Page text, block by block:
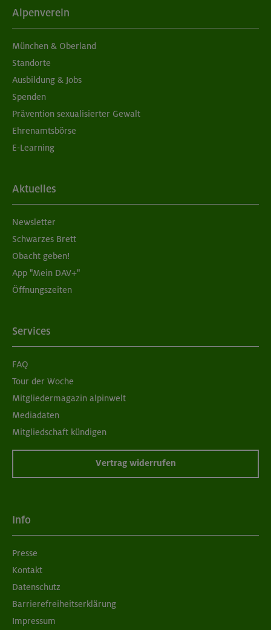
Alpenverein
München & Oberland
Standorte
Ausbildung & Jobs
Spenden
Prävention sexualisierter Gewalt
Ehrenamtsbörse
E-Learning
Aktuelles
Newsletter
Schwarzes Brett
Obacht geben!
App "Mein DAV+"
Öffnungszeiten
Services
FAQ
Tour der Woche
Mitgliedermagazin alpinwelt
Mediadaten
Mitgliedschaft kündigen
Vertrag widerrufen
Info
Presse
Kontakt
Datenschutz
Barrierefreiheitserklärung
Impressum